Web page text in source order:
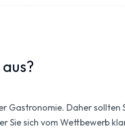
Gastronomie. Daher sollten
Sie sich vom Wettbewerb